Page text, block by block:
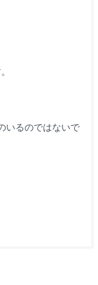
いるのではないで